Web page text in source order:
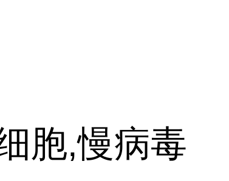
胞,慢病毒